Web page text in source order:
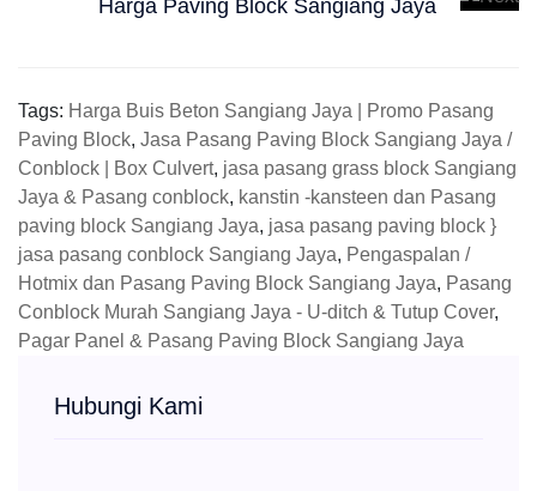
Harga Paving Block Sangiang Jaya
Tags: Harga Buis Beton Sangiang Jaya | Promo Pasang
Paving Block, Jasa Pasang Paving Block Sangiang Jaya /
Conblock | Box Culvert, jasa pasang grass block Sangiang
Jaya & Pasang conblock, kanstin -kansteen dan Pasang
paving block Sangiang Jaya, jasa pasang paving block }
jasa pasang conblock Sangiang Jaya, Pengaspalan /
Hotmix dan Pasang Paving Block Sangiang Jaya, Pasang
Conblock Murah Sangiang Jaya - U-ditch & Tutup Cover,
Pagar Panel & Pasang Paving Block Sangiang Jaya
Hubungi Kami